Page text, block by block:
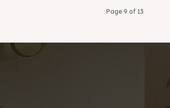
Page 9 of 13